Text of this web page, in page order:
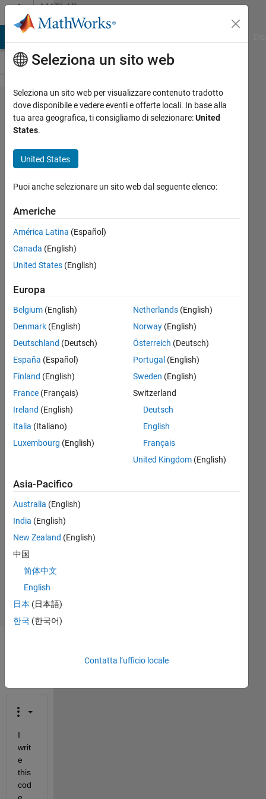
Vai al contenutoMATLAB
Answers
Write a
function
that takes v
vector of
numbers &
n,a positive
integer as
inputs.The
needs to
find n
consecutive
elements of
v whose
sum is
largest
poss
2022
1
Risposta
Aggiornato
2 Mag
2025
19
Visualizzazioni
(30 giorni)
I
writ
e
this
cod
Seleziona un sito web
Seleziona un sito web per visualizzare contenuto tradotto
dove disponibile e vedere eventi e offerte locali. In base alla
tua area geografica, ti consigliamo di selezionare:United
States.
United States
Puoi anche selezionare un sito web dal seguente elenco:
Americhe
América Latina (Español)
Canada (English)
United States (English)
Europa
Belgium (English)
Denmark (English)
Deutschland (Deutsch)
España (Español)
Finland (English)
France (Français)
Ireland (English)
Italia (Italiano)
Luxembourg (English)
Netherlands(English)
Norway(English)
Österreich (Deutsch)
Portugal (English)
Sweden (English)
Switzerland
Deutsch
English
Français
United Kingdom(English)
Asia-Pacifico
Australia (English)
India (English)
New Zealand (English)
中国
简体中文
English
日本 (日本語)
한국 (한국어)
Contatta l’ufficio locale